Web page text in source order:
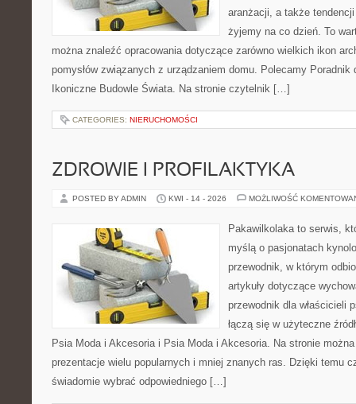
aranżacji, a także
żyjemy na co dzień. To
można znaleźć opracowania dotyczące zarówno wielkich ikon
pomysłów związanych z urządzaniem domu. Polecamy Poradnik
Ikoniczne Budowle Świata. Na stronie czytelnik […]
CATEGORIES: NIERUCHOMOŚCI
ZDROWIE I PROFILAKTYKA
POSTED BY ADMIN KWI - 14 - 2026 MOŻLIWOŚĆ
Pakawilkolaka to serwis,
myślą o pasjonatach
przewodnik, w którym
artykuły dotyczące
przewodnik dla właścicieli
łączą się w użyteczne
Psia Moda i Akcesoria i Psia Moda i Akcesoria. Na stronie
prezentacje wielu popularnych i mniej znanych ras. Dzięki temu
świadomie wybrać odpowiedniego […]